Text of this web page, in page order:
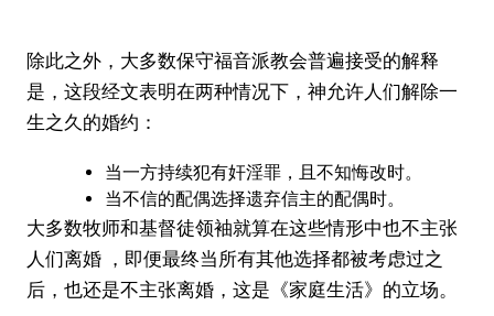
除此之外，大多数保守福音派教会普遍接受的解释
是，这段经文表明在两种情况下，神允许人们解除一
生之久的婚约：
当一方持续犯有奸淫罪，且不知悔改时。
当不信的配偶选择遗弃信主的配偶时。
大多数牧师和基督徒领袖就算在这些情形中也不主张
人们离婚 ，即便最终当所有其他选择都被考虑过之
后，也还是不主张离婚，这是《家庭生活》的立场。